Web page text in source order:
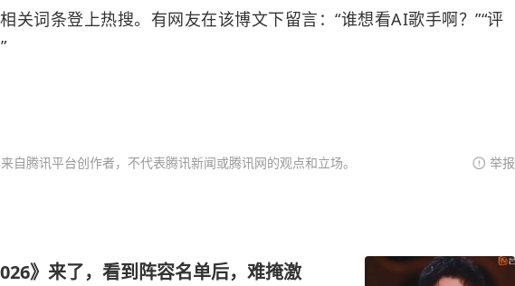
关词条登上热搜。有网友在该博文下留言：“谁想看AI歌手啊？”“评
自腾讯平台创作者，不代表腾讯新闻或腾讯网的观点和立场。 举报
》来了，看到阵容名单后，难掩激